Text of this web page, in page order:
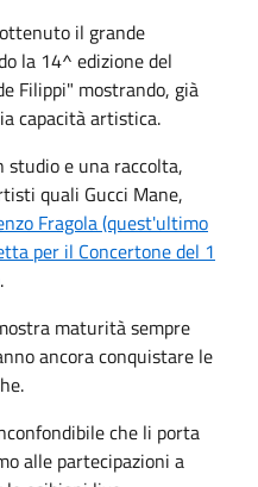
il grande
la 14^ edizione del
Filippi" mostrando, già
capacità artistica.
studio e una raccolta,
quali Gucci Mane,
Fragola (quest'ultimo
per il Concertone del 1
.
maturità sempre
ancora conquistare le
che li porta
alle partecipazioni a